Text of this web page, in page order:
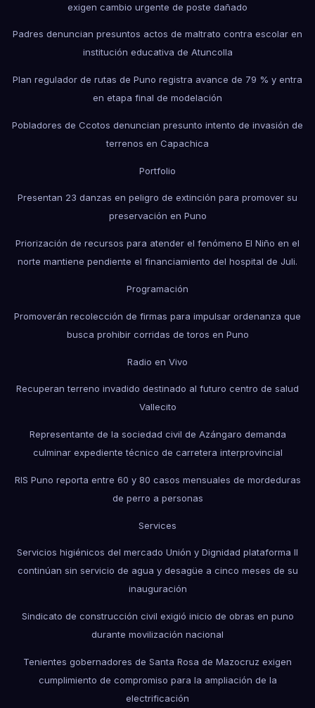
exigen cambio urgente de poste dañado
Padres denuncian presuntos actos de maltrato contra escolar en
institución educativa de Atuncolla
Plan regulador de rutas de Puno registra avance de 79 % y entra
en etapa final de modelación
Pobladores de Ccotos denuncian presunto intento de invasión de
terrenos en Capachica
Portfolio
Presentan 23 danzas en peligro de extinción para promover su
preservación en Puno
Priorización de recursos para atender el fenómeno El Niño en el
norte mantiene pendiente el financiamiento del hospital de Juli.
Programación
Promoverán recolección de firmas para impulsar ordenanza que
busca prohibir corridas de toros en Puno
Radio en Vivo
Recuperan terreno invadido destinado al futuro centro de salud
Vallecito
Representante de la sociedad civil de Azángaro demanda
culminar expediente técnico de carretera interprovincial
RIS Puno reporta entre 60 y 80 casos mensuales de mordeduras
de perro a personas
Services
Servicios higiénicos del mercado Unión y Dignidad plataforma II
continúan sin servicio de agua y desagüe a cinco meses de su
inauguración
Sindicato de construcción civil exigió inicio de obras en puno
durante movilización nacional
Tenientes gobernadores de Santa Rosa de Mazocruz exigen
cumplimiento de compromiso para la ampliación de la
electrificación